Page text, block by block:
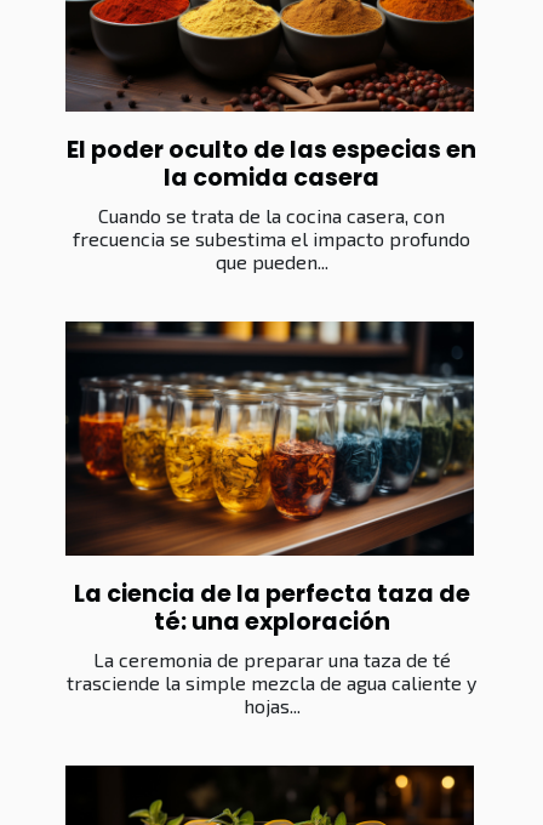
El poder oculto de las especias en
la comida casera
Cuando se trata de la cocina casera, con
frecuencia se subestima el impacto profundo
que pueden...
La ciencia de la perfecta taza de
té: una exploración
La ceremonia de preparar una taza de té
trasciende la simple mezcla de agua caliente y
hojas...